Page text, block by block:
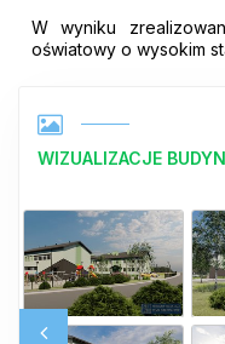
W wyniku
oświatowy o wysokim
WIZUALIZACJE